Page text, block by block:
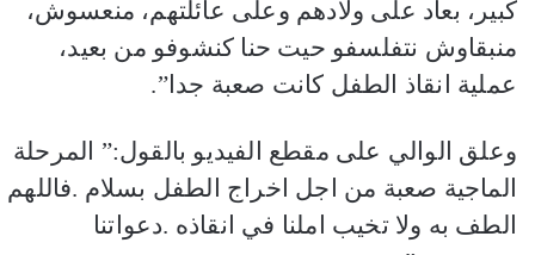
كبير، بعاد على ولادهم وعلى عائلتهم، منعسوش،
منبقاوش نتفلسفو حيت حنا كنشوفو من بعيد،
عملية انقاذ الطفل كانت صعبة جدا”.
وعلق الوالي على مقطع الفيديو بالقول:” المرحلة
الماجية صعبة من اجل اخراج الطفل بسلام .فاللهم
الطف به ولا تخيب املنا في انقاذه .دعواتنا